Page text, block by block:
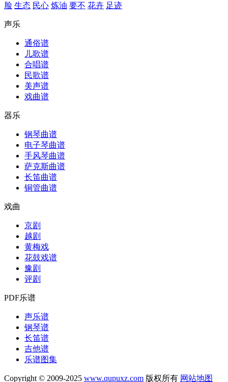
脸 生态 民心 炼油 要不 花卉 足迹
声乐
通俗谱
儿歌谱
合唱谱
民歌谱
美声谱
戏曲谱
器乐
钢琴曲谱
电子琴曲谱
手风琴曲谱
萨克斯曲谱
长笛曲谱
铜管曲谱
戏曲
京剧
越剧
黄梅戏
花鼓戏谱
豫剧
评剧
PDF乐谱
声乐谱
钢琴谱
长笛谱
吉他谱
乐谱图集
Copyright © 2009-2025 www.qupuxz.com 版权所有 网站地图